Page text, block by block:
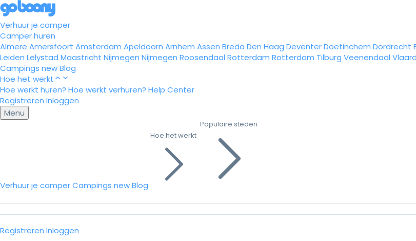
Verhuur je camper
Camper huren
Almere Amersfoort Amsterdam Apeldoorn Arnhem Assen Breda Den Haag DeventerDoetinchem Dordrecht
Leiden Lelystad Maastricht Nijmegen Nijmegen Roosendaal Rotterdam Rotterdam Tilburg Veenendaal
Campings newBlog
Hoe het werkt
Hoe werkt huren? Hoe werkt verhuren? Help Center
Registreren Inloggen
Menu
Verhuur je camperCampings newBlog
Hoe het werkt
Populaire steden
Registreren Inloggen